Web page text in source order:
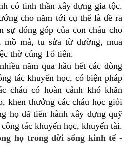
có tinh thần xây dựng gia tộc.
cho năm tới cụ thể là đề ra
sự đóng góp của con cháu cho
mồ mả, tu sửa từ đường, mua
thờ cúng Tổ tiên.
năm qua hầu hết các dòng
tác khuyến học, có biện pháp
cháu có hoàn cảnh khó khăn
khen thưởng các cháu học giỏi
họ đã tiến hành xây dựng quỹ
tác khuyến học, khuyến tài.
họ trong đời sống kinh tế -